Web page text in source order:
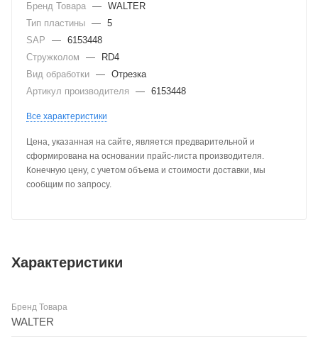
Бренд Товара — WALTER
Тип пластины — 5
SAP
— 6153448
Стружколом
—
RD4
Вид обработки — Отрезка
Артикул производителя
— 6153448
Все характеристики
Цена, указанная на сайте, является предварительной и
сформирована на основании прайс-листа производителя.
Конечную цену, с учетом объема и стоимости доставки, мы
сообщим по запросу.
Характеристики
Бренд Товара
WALTER